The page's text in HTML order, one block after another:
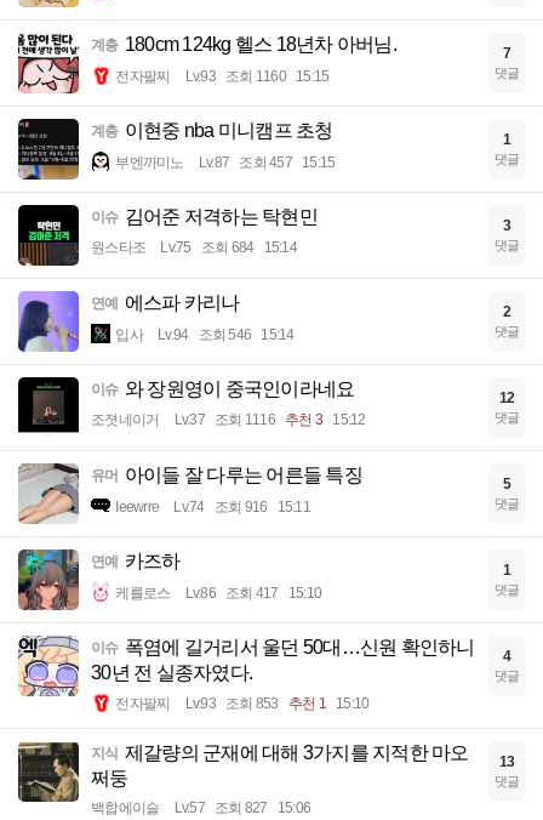
계층 180cm 124kg 헬스 18년차 아버님.
전자팔찌 Lv.93 조회 1160 15:15
7
댓글
계층 이현중 nba 미니캠프 초청
부엔까미노 Lv.87 조회 457 15:15
1
댓글
이슈 김어준 저격하는 탁현민
원스타조 Lv.75 조회 684 15:14
3
댓글
연예 에스파 카리나
입사 Lv.94 조회 546 15:14
2
댓글
이슈 와 장원영이 중국인이라네요
조졋네이거 Lv.37 조회 1116 추천 3 15:12
12
댓글
유머 아이들 잘 다루는 어른들 특징
Ieewrre Lv.74 조회 916 15:11
5
댓글
연예 카즈하
케를로스 Lv.86 조회 417 15:10
1
댓글
이슈 폭염에 길거리서 울던 50대…신원 확인하니
30년 전 실종자였다.
전자팔찌 Lv.93 조회 853 추천 1 15:10
4
댓글
지식 제갈량의 군재에 대해 3가지를 지적한 마오
쩌둥
백합에이슬 Lv.57 조회 827 15:06
13
댓글